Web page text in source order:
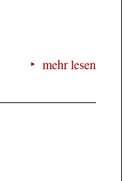
mehr lesen